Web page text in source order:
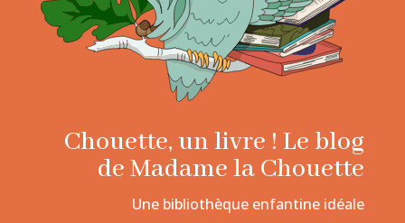
Chouette, un livre ! Le blog
de Madame la Chouette
Une bibliothèque enfantine idéale